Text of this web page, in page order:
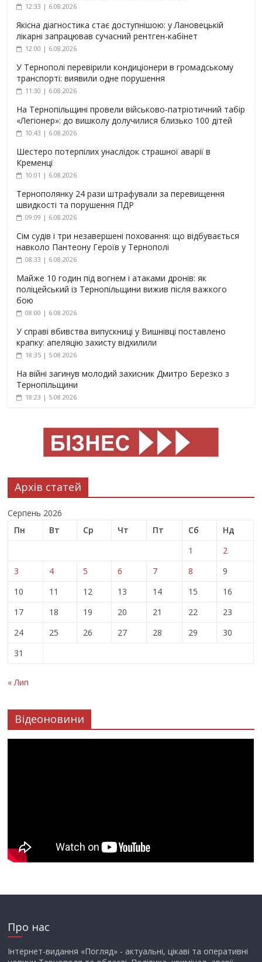
12:33 | 6.08.2026
Якісна діагностика стає доступнішою: у Лановецькій
лікарні запрацював сучасний рентген-кабінет
12:00 | 6.08.2026
У Тернополі перевірили кондиціонери в громадському
транспорті: виявили одне порушення
11:30 | 6.08.2026
На Тернопільщині провели військово-патріотичний табір
«Легіонер»: до вишколу долучилися близько 100 дітей
10:43 | 6.08.2026
Шестеро потерпілих унаслідок страшної аварії в
Кременці
10:01 | 6.08.2026
Тернополянку 24 рази штрафували за перевищення
швидкості та порушення ПДР
09:09 | 6.08.2026
Сім судів і три незавершені поховання: що відбувається
навколо Пантеону Героїв у Тернополі
08:33 | 6.08.2026
Майже 10 годин під вогнем і атаками дронів: як
поліцейський із Тернопільщини вижив після важкого
бою
08:00 | 6.08.2026
У справі вбивства випускниці у Вишнівці поставлено
крапку: апеляцію захисту відхилили
18:35 | 5.08.2026
На війні загинув молодий захисник Дмитро Березко з
Тернопільщини
18:23 | 5.08.2026
Архів статей
Серпень 2026
Пн
Вт Ср Чт Пт Сб
Нд
1
2
3
4 5 6 7 8
9
10
11 12 13 14 15
16
17
18 19 20 21 22
23
24
25 26 27 28 29
30
31
« Лип
Відеоновини
Про нас
Інтернет-видання «Погляд» - актуальні, цікаві та оперативні